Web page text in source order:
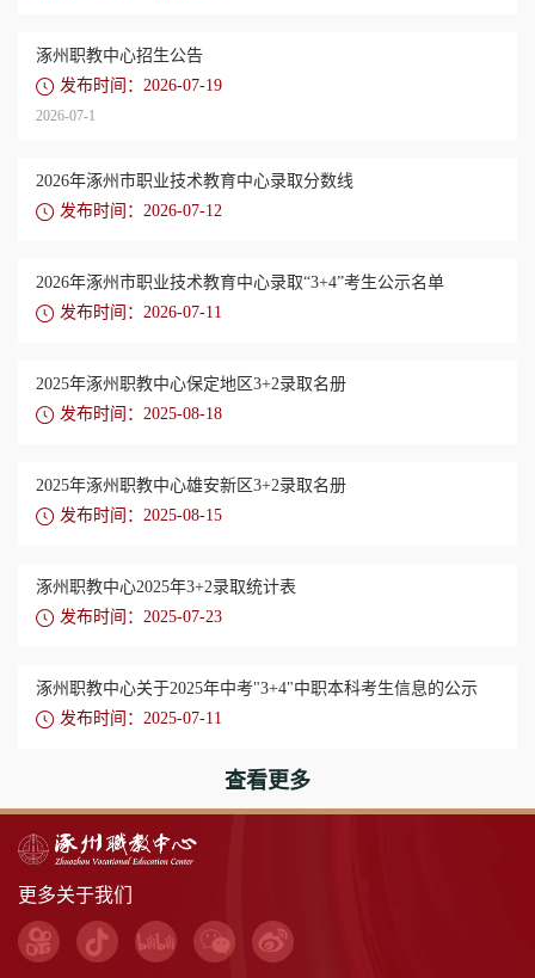
涿州职教中心招生公告
发布时间：2026-07-19
2026-07-1
2026年涿州市职业技术教育中心录取分数线
发布时间：2026-07-12
2026年涿州市职业技术教育中心录取“3+4”考生公示名单
发布时间：2026-07-11
2025年涿州职教中心保定地区3+2录取名册
发布时间：2025-08-18
2025年涿州职教中心雄安新区3+2录取名册
发布时间：2025-08-15
涿州职教中心2025年3+2录取统计表
发布时间：2025-07-23
涿州职教中心关于2025年中考"3+4"中职本科考生信息的公示
发布时间：2025-07-11
查看更多
更多关于我们